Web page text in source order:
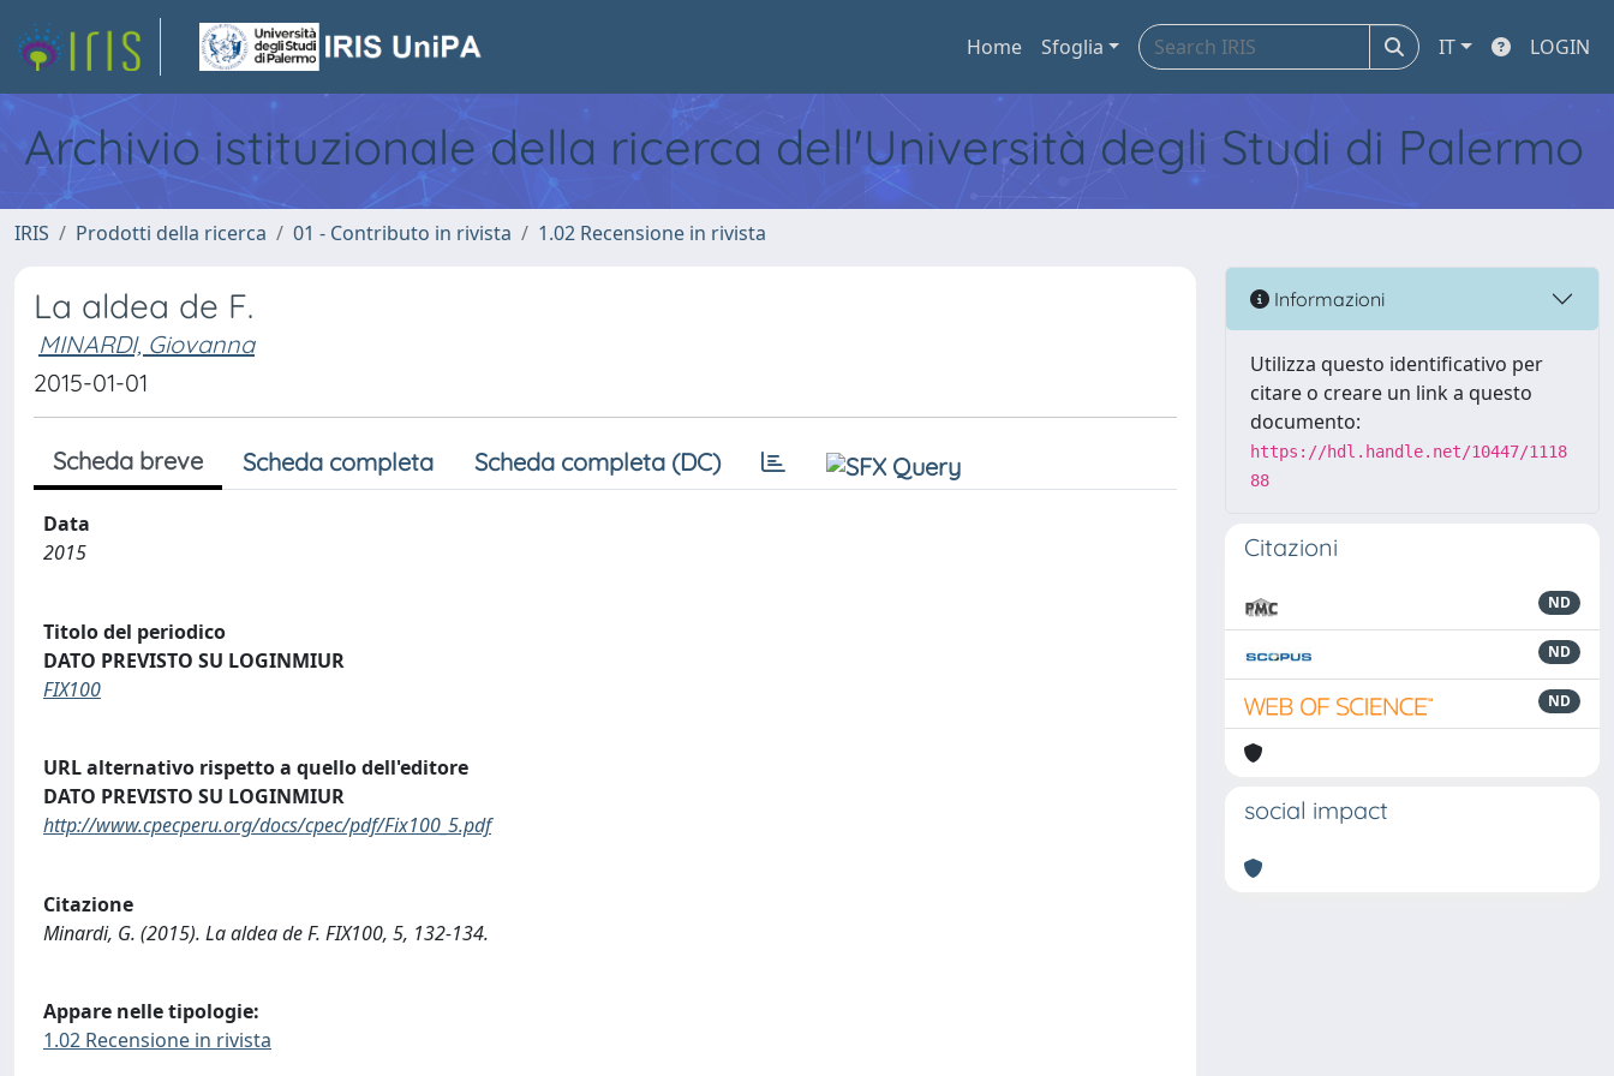
Home Sfoglia IT LOGIN
Archivio istituzionale della ricerca dell'Università degli Studi di Palermo
IRIS Prodotti della ricerca 01 - Contributo in rivista 1.02 Recensione in rivista
La aldea de F.
MINARDI, Giovanna
2015-01-01
Scheda breve Scheda completa Scheda completa (DC)
Data
2015
Titolo del periodico
DATO PREVISTO SU LOGINMIUR
FIX100
URL alternativo rispetto a quello dell'editore
DATO PREVISTO SU LOGINMIUR
http://www.cpecperu.org/docs/cpec/pdf/Fix100_5.pdf
Citazione
Minardi, G. (2015). La aldea de F. FIX100, 5, 132-134.
Appare nelle tipologie:
1.02 Recensione in rivista
Informazioni
Utilizza questo identificativo per
citare o creare un link a questo
documento:
https://hdl.handle.net/10447/1118
88
Citazioni
ND
ND
ND
social impact